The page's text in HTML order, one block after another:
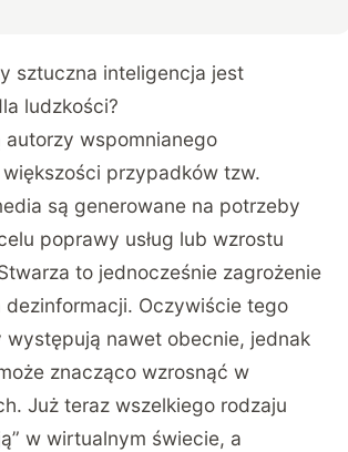
sztuczna inteligencja jest
ludzkości?
autorzy wspomnianego
przypadków tzw.
są generowane na potrzeby
poprawy usług lub wzrostu
to jednocześnie zagrożenie
Oczywiście tego
nawet obecnie, jednak
znacząco wzrosnąć w
Już teraz wszelkiego rodzaju
w wirtualnym świecie, a